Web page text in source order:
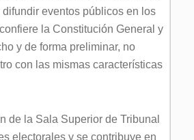
eventos públicos en los
la Constitución General y
y de forma preliminar, no
con las mismas características
de la Sala Superior de Tribunal
electorales y se contribuye en